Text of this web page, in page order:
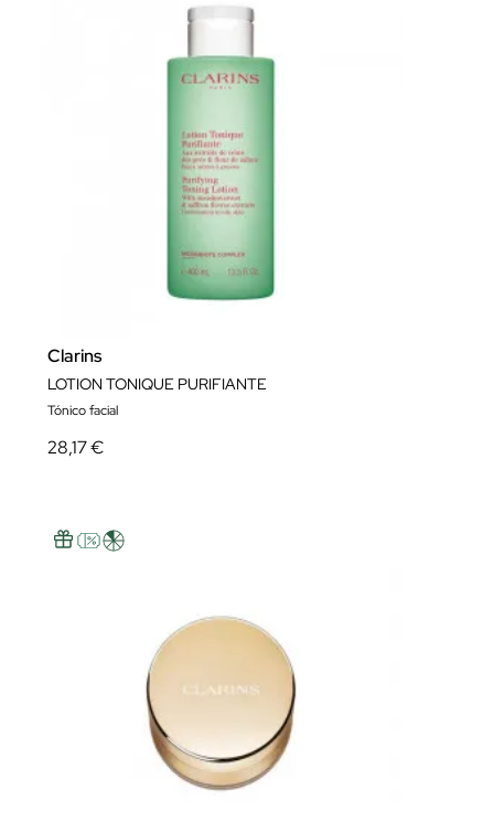
Clarins
LOTION TONIQUE PURIFIANTE
Tónico facial
28,17 €